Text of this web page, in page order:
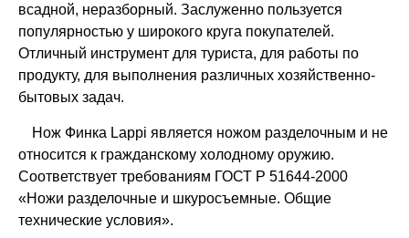
всадной, неразборный. Заслуженно пользуется
популярностью у широкого круга покупателей.
Отличный инструмент для туриста, для работы по
продукту, для выполнения различных хозяйственно-
бытовых задач.
Нож Финка Lappi является ножом разделочным и не
относится к гражданскому холодному оружию.
Соответствует требованиям ГОСТ Р 51644-2000
«Ножи разделочные и шкуросъемные. Общие
технические условия».